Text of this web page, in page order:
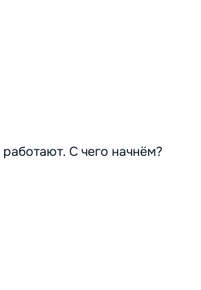
С чего начнём?